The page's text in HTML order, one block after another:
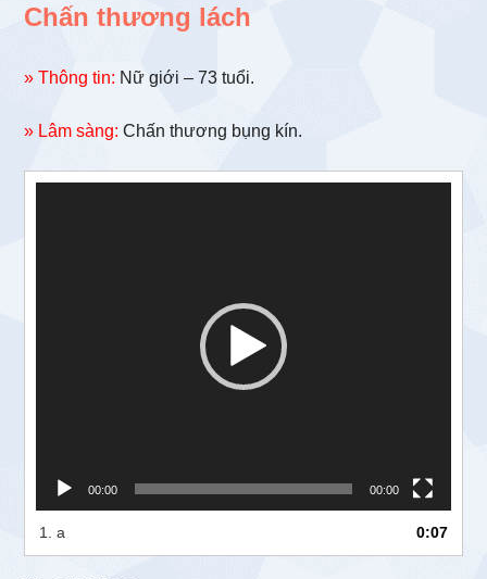
Chấn thương lách
» Thông tin: Nữ giới – 73 tuổi.
» Lâm sàng: Chấn thương bụng kín.
00:00 00:00
1.a 0:07